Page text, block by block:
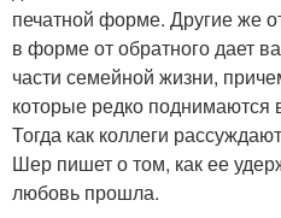
печатной форме. Другие же
в форме от обратного дает
части семейной жизни,
которые редко поднимаются
Тогда как коллеги
Шер пишет о том, как ее
любовь прошла.